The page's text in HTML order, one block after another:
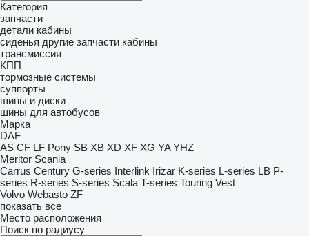
Категория
запчасти
детали кабины
сиденья другие запчасти кабины
трансмиссия
КПП
тормозные системы
суппорты
шины и диски
шины для автобусов
Марка
DAF
AS CF LF Pony SB XB XD XF XG YA YHZ
Meritor Scania
Carrus Century G-series Interlink Irizar K-series L-series LB P-
series R-series S-series Scala T-series Touring Vest
Volvo Webasto ZF
показать все
Место расположения
Поиск по радиусу